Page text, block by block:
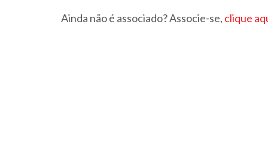
Ainda não é associado? Associe-se, clique